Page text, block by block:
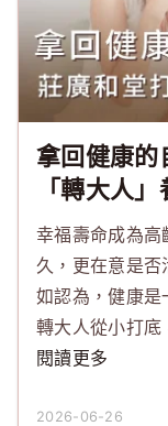
拿回健康的
「轉大人
壽命的健康
幸福壽命成為高
久，更在意是否
如認為，健康是
轉大人從小打底
閱讀更多
2026-06-26